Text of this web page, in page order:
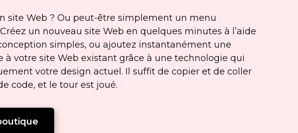
site Web ? Ou peut-être simplement un menu
un nouveau site Web en quelques minutes à l’aide
simples, ou ajoutez instantanément une
à votre site Web existant grâce à une technologie qui
votre design actuel. Il suffit de copier et de coller
code, et le tour est joué.